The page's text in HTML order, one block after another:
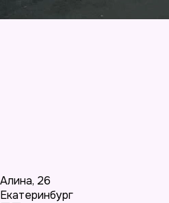
Алина, 26
Екатеринбург